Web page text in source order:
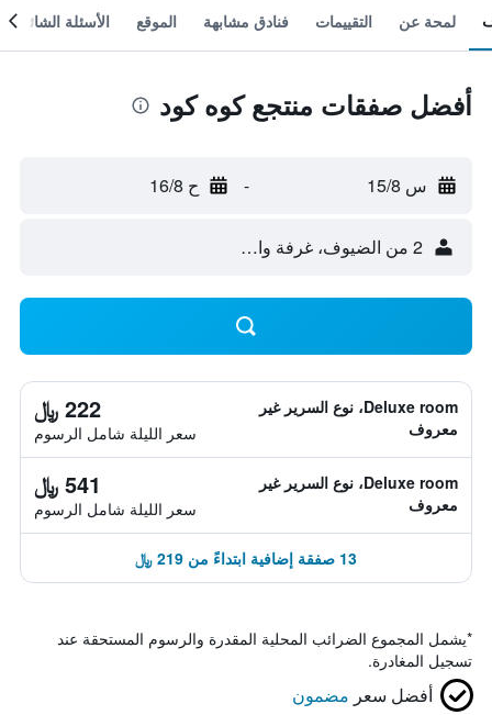
لمحة عن التقييمات فنادق مشابهة الموقع الأسئلة الشائعة
أفضل صفقات منتجع كوه كود
س 15/8 - ح 16/8
2 من الضيوف، غرفة واحدة
Deluxe room، نوع السرير غير
معروف
222 ﷼
سعر الليلة شامل الرسوم
Deluxe room، نوع السرير غير
معروف
541 ﷼
سعر الليلة شامل الرسوم
13 صفقة إضافية ابتداءً من 219 ﷼
*يشمل المجموع الضرائب المحلية المقدرة والرسوم المستحقة عند
تسجيل المغادرة.
أفضل سعر مضمون